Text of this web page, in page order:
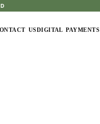
USDIGITAL PAYMENTS